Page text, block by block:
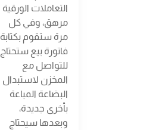
التعاملات الورقية
مرهق، وفي كل
مرة ستقوم بكتابة
فاتورة بيع ستحتاج
للتواصل مع
المخزن لاستبدال
البضاعة المباعة
بأخرى جديدة،
وبعدها سيحتاج